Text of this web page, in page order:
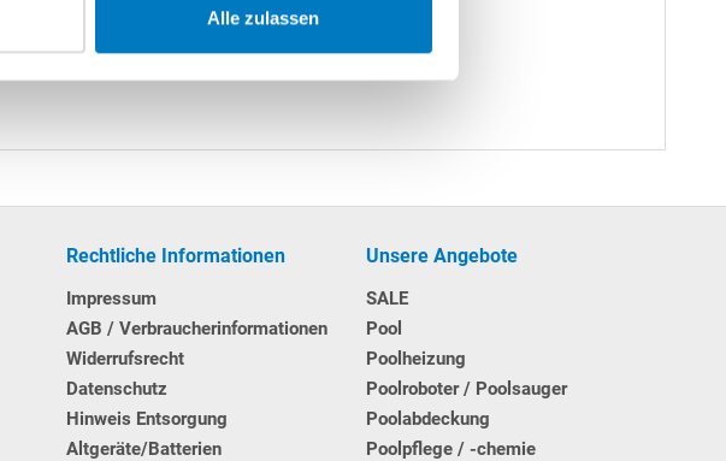
Alle zulassen
Rechtliche Informationen
Impressum
AGB / Verbraucherinformationen
Widerrufsrecht
Datenschutz
Hinweis Entsorgung
Altgeräte/Batterien
Unsere Angebote
SALE
Pool
Poolheizung
Poolroboter / Poolsauger
Poolabdeckung
Poolpflege / -chemie